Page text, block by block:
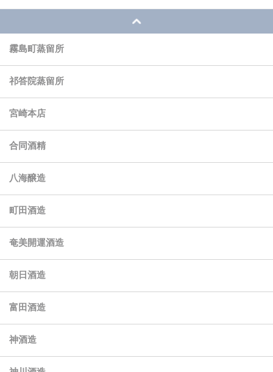
霧島町蒸留所
祁答院蒸留所
宮崎本店
合同酒精
八海醸造
町田酒造
奄美開運酒造
朝日酒造
富田酒造
神酒造